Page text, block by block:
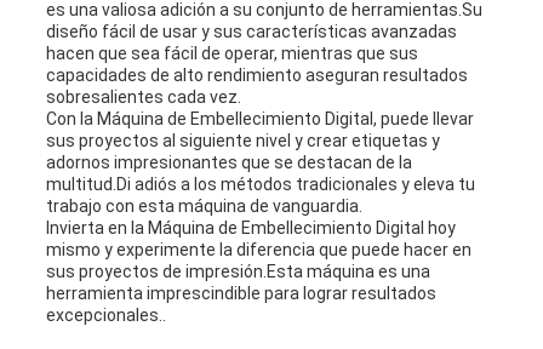
es una valiosa adición a su conjunto de herramientas.Su
diseño fácil de usar y sus características avanzadas
hacen que sea fácil de operar, mientras que sus
capacidades de alto rendimiento aseguran resultados
sobresalientes cada vez.
Con la Máquina de Embellecimiento Digital, puede llevar
sus proyectos al siguiente nivel y crear etiquetas y
adornos impresionantes que se destacan de la
multitud.Di adiós a los métodos tradicionales y eleva tu
trabajo con esta máquina de vanguardia.
Invierta en la Máquina de Embellecimiento Digital hoy
mismo y experimente la diferencia que puede hacer en
sus proyectos de impresión.Esta máquina es una
herramienta imprescindible para lograr resultados
excepcionales..